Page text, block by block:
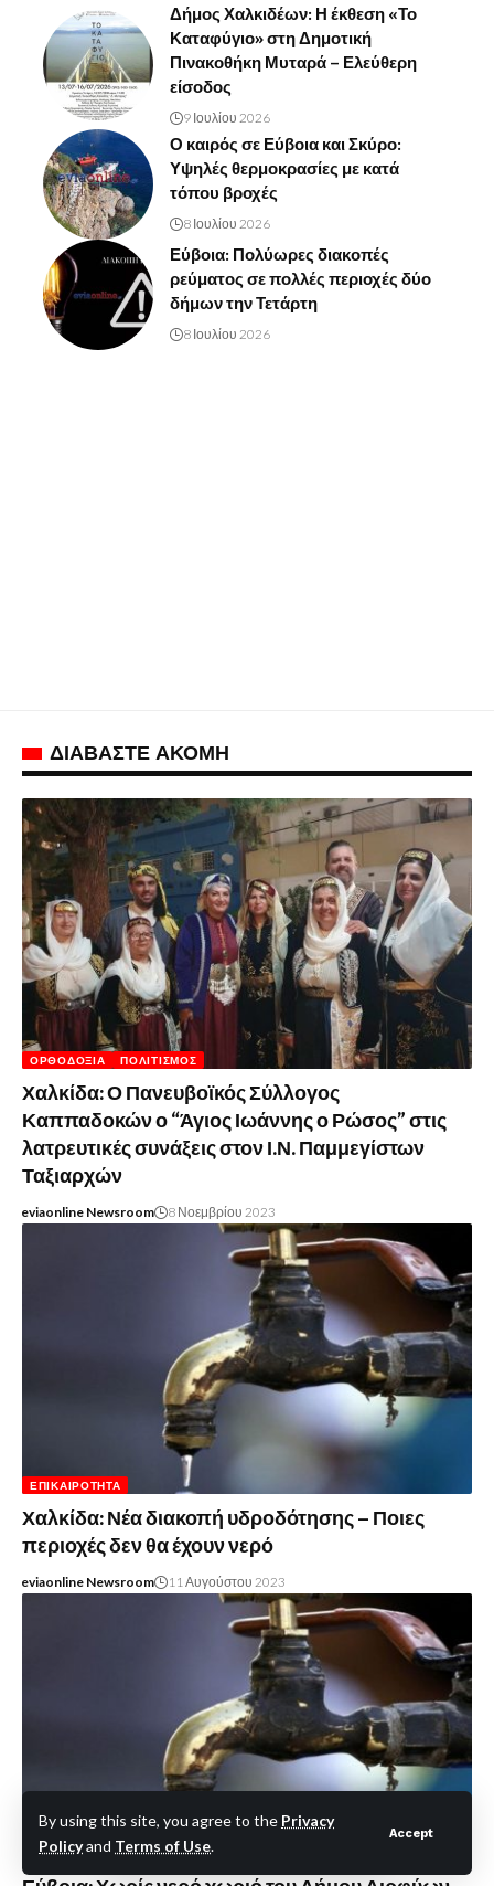
By using this site, you agree to the Privacy
Policyand Terms of Use.
Accept
Δήμος Χαλκιδέων: Η έκθεση «Το
Καταφύγιο» στη Δημοτική
Πινακοθήκη Μυταρά – Ελεύθερη
είσοδος
9 Ιουλίου 2026
Ο καιρός σε Εύβοια και Σκύρο:
Υψηλές θερμοκρασίες με κατά
τόπου βροχές
8 Ιουλίου 2026
Εύβοια: Πολύωρες διακοπές
ρεύματος σε πολλές περιοχές δύο
δήμων την Τετάρτη
8 Ιουλίου 2026
ΔΙΑΒΑΣΤΕ ΑΚΟΜΗ
ΟΡΘΟΔΟΞΊΑ ΠΟΛΙΤΙΣΜΌΣ
Χαλκίδα: Ο Πανευβοϊκός Σύλλογος
Καππαδοκών ο “Άγιος Ιωάννης ο Ρώσος” στις
λατρευτικές συνάξεις στον Ι.Ν. Παμμεγίστων
Ταξιαρχών
eviaonline Newsroom 8 Νοεμβρίου 2023
ΕΠΙΚΑΙΡΌΤΗΤΑ
Χαλκίδα: Νέα διακοπή υδροδότησης – Ποιες
περιοχές δεν θα έχουν νερό
eviaonline Newsroom 11 Αυγούστου 2023
ΚΟΙΝΩΝΊΑ